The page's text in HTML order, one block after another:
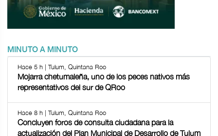
MINUTO A MINUTO
Hace 5 h | Tulum, Quintana Roo
Mojarra chetumaleña, uno de los peces nativos más
representativos del sur de QRoo
Hace 8 h | Tulum, Quintana Roo
Concluyen foros de consulta ciudadana para la
actualización del Plan Municipal de Desarrollo de Tulum